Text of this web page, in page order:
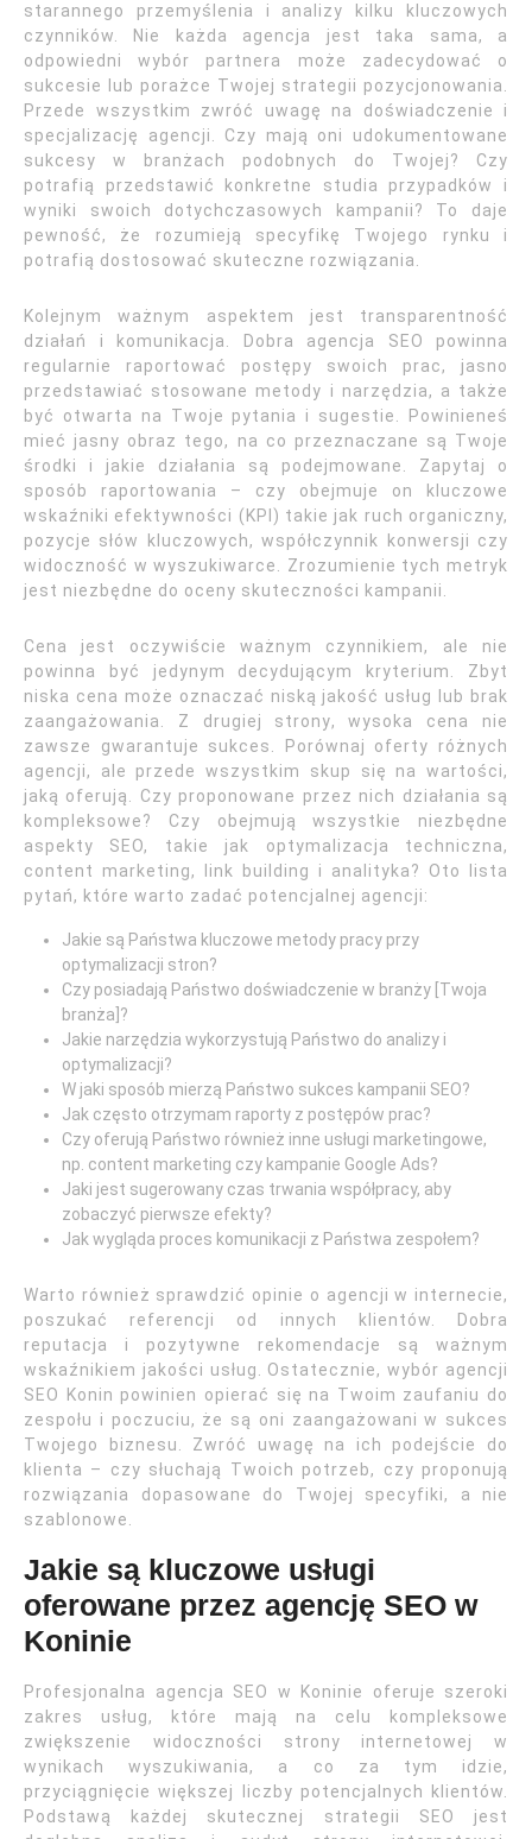
starannego przemyślenia i analizy kilku kluczowych
czynników. Nie każda agencja jest taka sama, a
odpowiedni wybór partnera może zadecydować o
sukcesie lub porażce Twojej strategii pozycjonowania.
Przede wszystkim zwróć uwagę na doświadczenie i
specjalizację agencji. Czy mają oni udokumentowane
sukcesy w branżach podobnych do Twojej? Czy
potrafią przedstawić konkretne studia przypadków i
wyniki swoich dotychczasowych kampanii? To daje
pewność, że rozumieją specyfikę Twojego rynku i
potrafią dostosować skuteczne rozwiązania.
Kolejnym ważnym aspektem jest transparentność
działań i komunikacja. Dobra agencja SEO powinna
regularnie raportować postępy swoich prac, jasno
przedstawiać stosowane metody i narzędzia, a także
być otwarta na Twoje pytania i sugestie. Powinieneś
mieć jasny obraz tego, na co przeznaczane są Twoje
środki i jakie działania są podejmowane. Zapytaj o
sposób raportowania – czy obejmuje on kluczowe
wskaźniki efektywności (KPI) takie jak ruch organiczny,
pozycje słów kluczowych, współczynnik konwersji czy
widoczność w wyszukiwarce. Zrozumienie tych metryk
jest niezbędne do oceny skuteczności kampanii.
Cena jest oczywiście ważnym czynnikiem, ale nie
powinna być jedynym decydującym kryterium. Zbyt
niska cena może oznaczać niską jakość usług lub brak
zaangażowania. Z drugiej strony, wysoka cena nie
zawsze gwarantuje sukces. Porównaj oferty różnych
agencji, ale przede wszystkim skup się na wartości,
jaką oferują. Czy proponowane przez nich działania są
kompleksowe? Czy obejmują wszystkie niezbędne
aspekty SEO, takie jak optymalizacja techniczna,
content marketing, link building i analityka? Oto lista
pytań, które warto zadać potencjalnej agencji:
Jakie są Państwa kluczowe metody pracy przy
optymalizacji stron?
Czy posiadają Państwo doświadczenie w branży [Twoja
branża]?
Jakie narzędzia wykorzystują Państwo do analizy i
optymalizacji?
W jaki sposób mierzą Państwo sukces kampanii SEO?
Jak często otrzymam raporty z postępów prac?
Czy oferują Państwo również inne usługi marketingowe,
np. content marketing czy kampanie Google Ads?
Jaki jest sugerowany czas trwania współpracy, aby
zobaczyć pierwsze efekty?
Jak wygląda proces komunikacji z Państwa zespołem?
Warto również sprawdzić opinie o agencji w internecie,
poszukać referencji od innych klientów. Dobra
reputacja i pozytywne rekomendacje są ważnym
wskaźnikiem jakości usług. Ostatecznie, wybór agencji
SEO Konin powinien opierać się na Twoim zaufaniu do
zespołu i poczuciu, że są oni zaangażowani w sukces
Twojego biznesu. Zwróć uwagę na ich podejście do
klienta – czy słuchają Twoich potrzeb, czy proponują
rozwiązania dopasowane do Twojej specyfiki, a nie
szablonowe.
Jakie są kluczowe usługi
oferowane przez agencję SEO w
Koninie
Profesjonalna agencja SEO w Koninie oferuje szeroki
zakres usług, które mają na celu kompleksowe
zwiększenie widoczności strony internetowej w
wynikach wyszukiwania, a co za tym idzie,
przyciągnięcie większej liczby potencjalnych klientów.
Podstawą każdej skutecznej strategii SEO jest